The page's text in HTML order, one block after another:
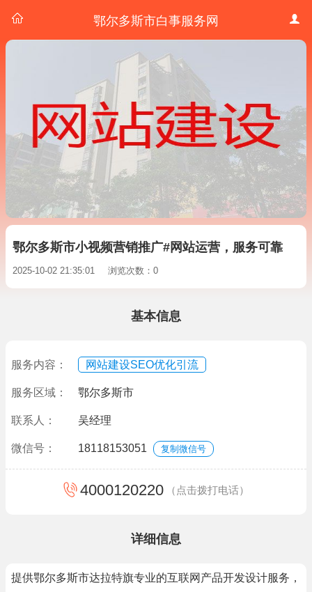
鄂尔多斯市白事服务网
鄂尔多斯市小视频营销推广#网站运营，服务可靠
2025-10-02 21:35:01 浏览次数：0
基本信息
服务内容： 网站建设SEO优化引流
服务区域： 鄂尔多斯市
联系人： 吴经理
微信号： 18118153051 复制微信号
4000120220 （点击拨打电话）
详细信息
提供鄂尔多斯市达拉特旗专业的互联网产品开发设计服务，